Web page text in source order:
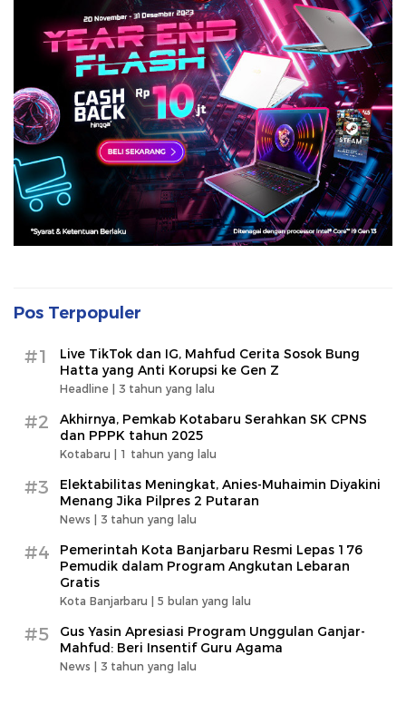
Pos Terpopuler
#1
Live TikTok dan IG, Mahfud Cerita Sosok Bung
Hatta yang Anti Korupsi ke Gen Z
Headline | 3 tahun yang lalu
#2
Akhirnya, Pemkab Kotabaru Serahkan SK CPNS
dan PPPK tahun 2025
Kotabaru | 1 tahun yang lalu
#3
Elektabilitas Meningkat, Anies-Muhaimin Diyakini
Menang Jika Pilpres 2 Putaran
News | 3 tahun yang lalu
#4
Pemerintah Kota Banjarbaru Resmi Lepas 176
Pemudik dalam Program Angkutan Lebaran
Gratis
Kota Banjarbaru | 5 bulan yang lalu
#5
Gus Yasin Apresiasi Program Unggulan Ganjar-
Mahfud: Beri Insentif Guru Agama
News | 3 tahun yang lalu